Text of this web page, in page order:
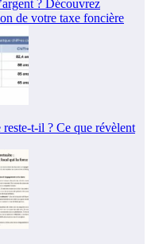
? Découvrez
de votre taxe foncière
t-il ? Ce que révèlent